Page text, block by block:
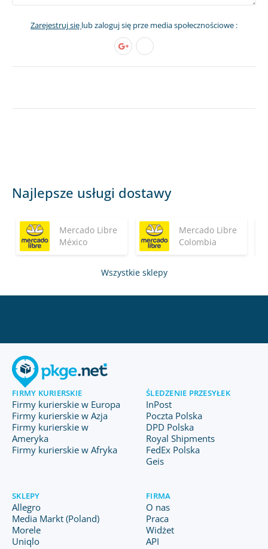
Zarejestruj się lub zaloguj się prze media społecznościowe :
Najlepsze usługi dostawy
Mercado Libre
México
Mercado Libre
Colombia
Wszystkie sklepy
FIRMY KURIERSKIE
Firmy kurierskie w Europa
Firmy kurierskie w Azja
Firmy kurierskie w
Ameryka
Firmy kurierskie w Afryka
ŚLEDZENIE PRZESYŁEK
InPost
Poczta Polska
DPD Polska
Royal Shipments
FedEx Polska
Geis
SKLEPY
Allegro
Media Markt (Poland)
Morele
Uniqlo
FIRMA
O nas
Praca
Widżet
API